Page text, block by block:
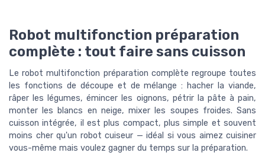
Robot multifonction préparation
complète : tout faire sans cuisson
Le robot multifonction préparation complète regroupe toutes
les fonctions de découpe et de mélange : hacher la viande,
râper les légumes, émincer les oignons, pétrir la pâte à pain,
monter les blancs en neige, mixer les soupes froides. Sans
cuisson intégrée, il est plus compact, plus simple et souvent
moins cher qu'un robot cuiseur — idéal si vous aimez cuisiner
vous-même mais voulez gagner du temps sur la préparation.